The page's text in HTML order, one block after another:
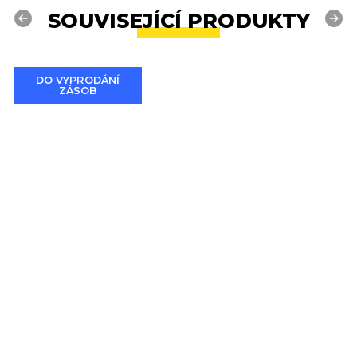
SOUVISEJÍCÍ PRODUKTY
Previous
DO VYPRODÁNÍ
ZÁSOB
Next